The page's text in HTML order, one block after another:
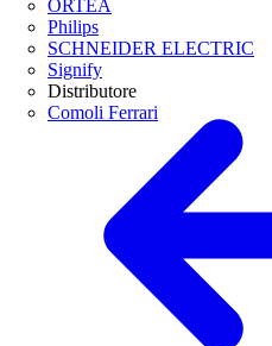
ORTEA
Philips
SCHNEIDER ELECTRIC
Signify
Distributore
Comoli Ferrari